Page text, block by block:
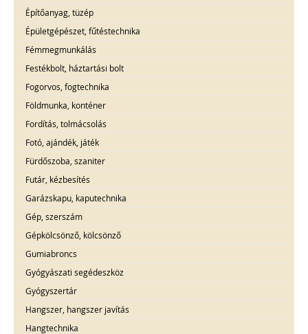
Építőanyag, tüzép
Épületgépészet, fűtéstechnika
Fémmegmunkálás
Festékbolt, háztartási bolt
Fogorvos, fogtechnika
Földmunka, konténer
Fordítás, tolmácsolás
Fotó, ajándék, játék
Fürdőszoba, szaniter
Futár, kézbesítés
Garázskapu, kaputechnika
Gép, szerszám
Gépkölcsönző, kölcsönző
Gumiabroncs
Gyógyászati segédeszköz
Gyógyszertár
Hangszer, hangszer javítás
Hangtechnika